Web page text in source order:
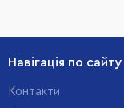
Навігація по сайту
Контакти